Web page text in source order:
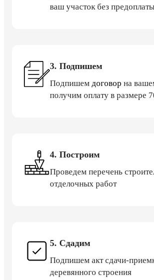
ваш участок без предоплаты
3. Подпишем
Подпишем договор на
получим оплату в размере
4. Построим
Проведем перечень
отделочных работ
5. Сдадим
Подпишем акт сдачи-
деревянного строения